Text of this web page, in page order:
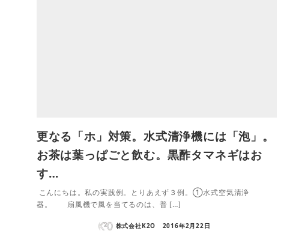
更なる「ホ」対策。水式清浄機には「泡」。
お茶は葉っぱごと飲む。黒酢タマネギはお
す…
こんにちは。私の実践例。とりあえず３例。①水式空気清浄
器。 扇風機で風を当てるのは、普 […]
株式会社K2O 2016年2月22日